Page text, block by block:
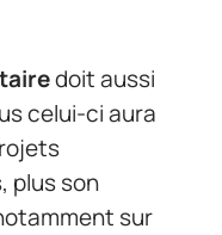
doit aussi
celui-ci aura
plus son
sur